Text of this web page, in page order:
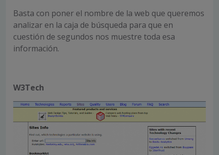
Basta con poner el nombre de la web que queremos
analizar en la caja de búsqueda para que en
cuestión de segundos nos muestre toda esa
información.
W3Tech